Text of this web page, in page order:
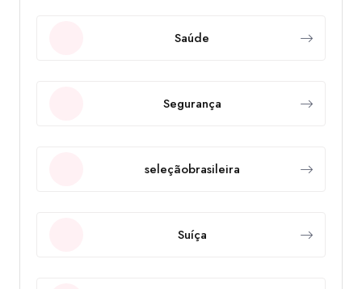
Saúde
Segurança
seleçãobrasileira
Suíça